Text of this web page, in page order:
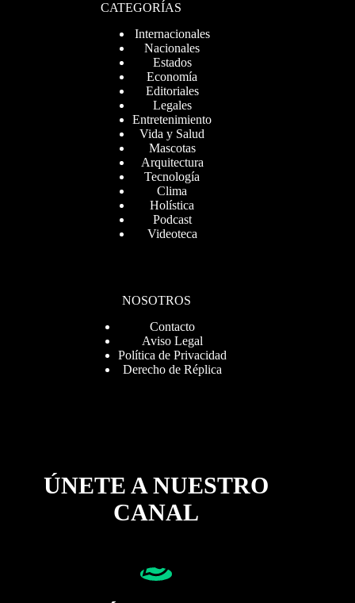
CATEGORÍAS
Internacionales
Nacionales
Estados
Economía
Editoriales
Legales
Entretenimiento
Vida y Salud
Mascotas
Arquitectura
Tecnología
Clima
Holística
Podcast
Videoteca
NOSOTROS
Contacto
Aviso Legal
Política de Privacidad
Derecho de Réplica
ÚNETE A NUESTRO
CANAL